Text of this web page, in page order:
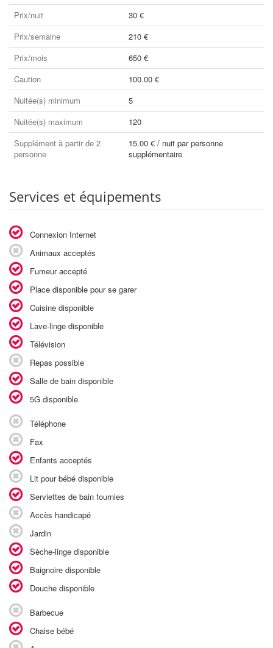
Prix/nuit
30 €
Prix/semaine
210 €
Prix/mois
650 €
Caution
100.00 €
Nuitée(s) minimum
5
Nuitée(s) maximum
120
Supplément à partir de 2
personne
15.00 € / nuit par personne
supplémentaire
Services et équipements
Connexion Internet
Animaux acceptés
Fumeur accepté
Place disponible pour se garer
Cuisine disponible
Lave-linge disponible
Télévision
Repas possible
Salle de bain disponible
5G disponible
Téléphone
Fax
Enfants acceptés
Lit pour bébé disponible
Serviettes de bain fournies
Accès handicapé
Jardin
Sèche-linge disponible
Baignoire disponible
Douche disponible
Barbecue
Chaise bébé